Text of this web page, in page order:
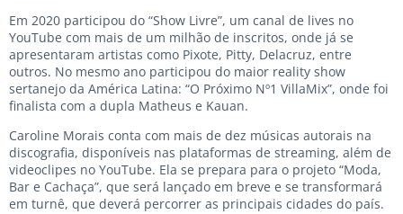
Em 2020 participou do “Show Livre”, um canal de lives no
YouTube com mais de um milhão de inscritos, onde já se
apresentaram artistas como Pixote, Pitty, Delacruz, entre
outros. No mesmo ano participou do maior reality show
sertanejo da América Latina: “O Próximo Nº1 VillaMix”, onde foi
finalista com a dupla Matheus e Kauan.
Caroline Morais conta com mais de dez músicas autorais na
discografia, disponíveis nas plataformas de streaming, além de
videoclipes no YouTube. Ela se prepara para o projeto “Moda,
Bar e Cachaça”, que será lançado em breve e se transformará
em turnê, que deverá percorrer as principais cidades do país.